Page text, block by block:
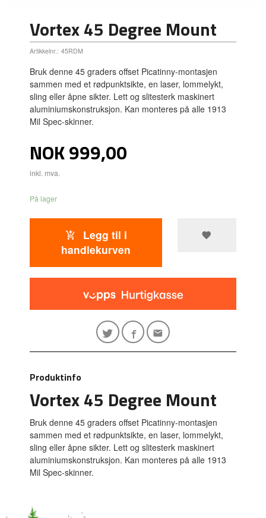
Vortex 45 Degree Mount
Artikkelnr.: 45RDM
Bruk denne 45 graders offset Picatinny-montasjen
sammen med et rødpunktsikte, en laser, lommelykt,
sling eller åpne sikter. Lett og slitesterk maskinert
aluminiumskonstruksjon. Kan monteres på alle 1913
Mil Spec-skinner.
Pris
NOK999,00
inkl. mva.
På lager
Legg til i
handlekurven
Produktinfo
Vortex 45 Degree Mount
Bruk denne 45 graders offset Picatinny-montasjen
sammen med et rødpunktsikte, en laser, lommelykt,
sling eller åpne sikter. Lett og slitesterk maskinert
aluminiumskonstruksjon. Kan monteres på alle 1913
Mil Spec-skinner.